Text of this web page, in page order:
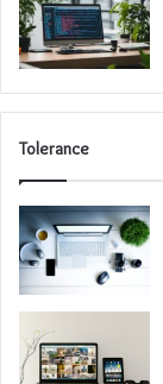
Tolerance